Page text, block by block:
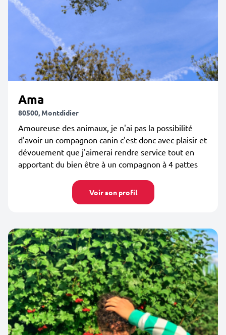
Ama
80500, Montdidier
Amoureuse des animaux, je n'ai pas la possibilité
d'avoir un compagnon canin c'est donc avec plaisir et
dévouement que j'aimerai rendre service tout en
apportant du bien être à un compagnon à 4 pattes
Voir son profil